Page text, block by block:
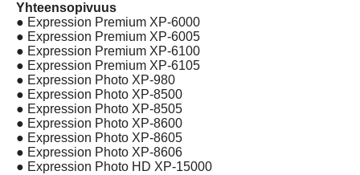
Yhteensopivuus
● Expression Premium XP-6000
● Expression Premium XP-6005
● Expression Premium XP-6100
● Expression Premium XP-6105
● Expression Photo XP-980
● Expression Photo XP-8500
● Expression Photo XP-8505
● Expression Photo XP-8600
● Expression Photo XP-8605
● Expression Photo XP-8606
● Expression Photo HD XP-15000